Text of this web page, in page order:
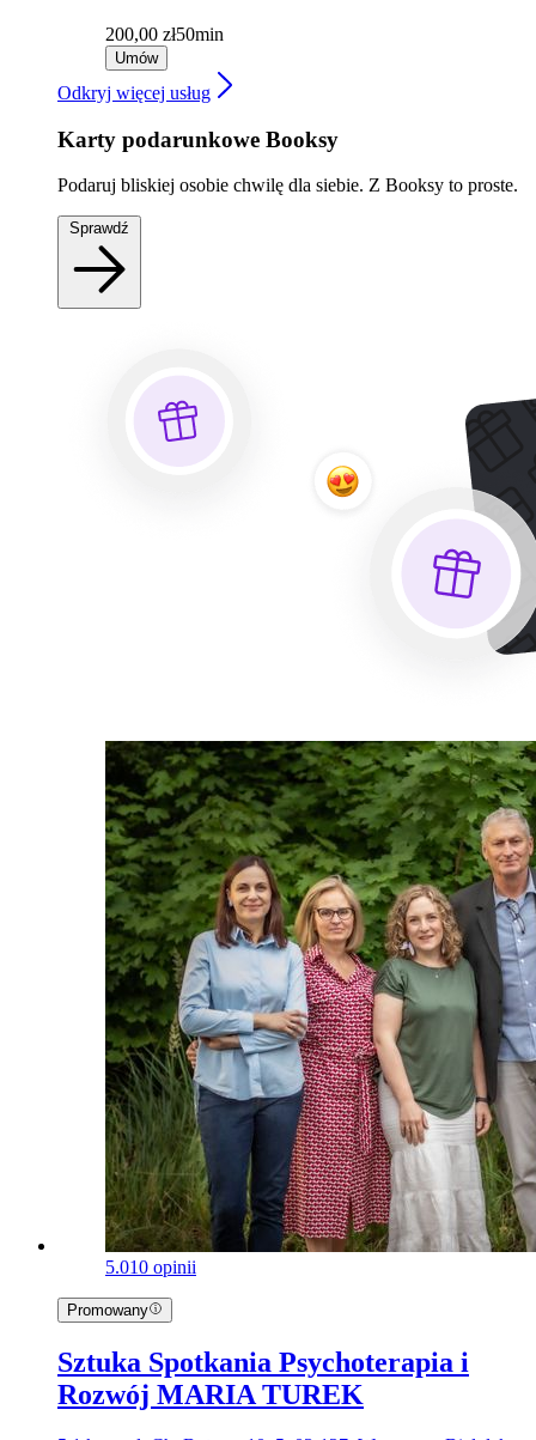
200,00 zł50min
Umów
Odkryj więcej usług
Karty podarunkowe Booksy
Podaruj bliskiej osobie chwilę dla siebie. Z Booksy to proste.
5.010 opinii
Promowany
Sztuka Spotkania Psychoterapia i
Rozwój MARIA TUREK